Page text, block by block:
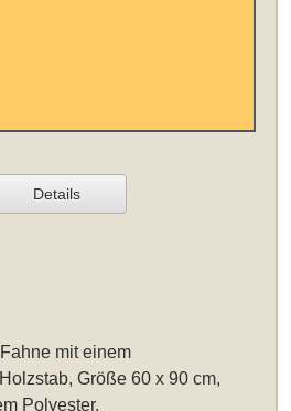
Details
mit einem
Größe 60 x 90 cm,
Polyester.